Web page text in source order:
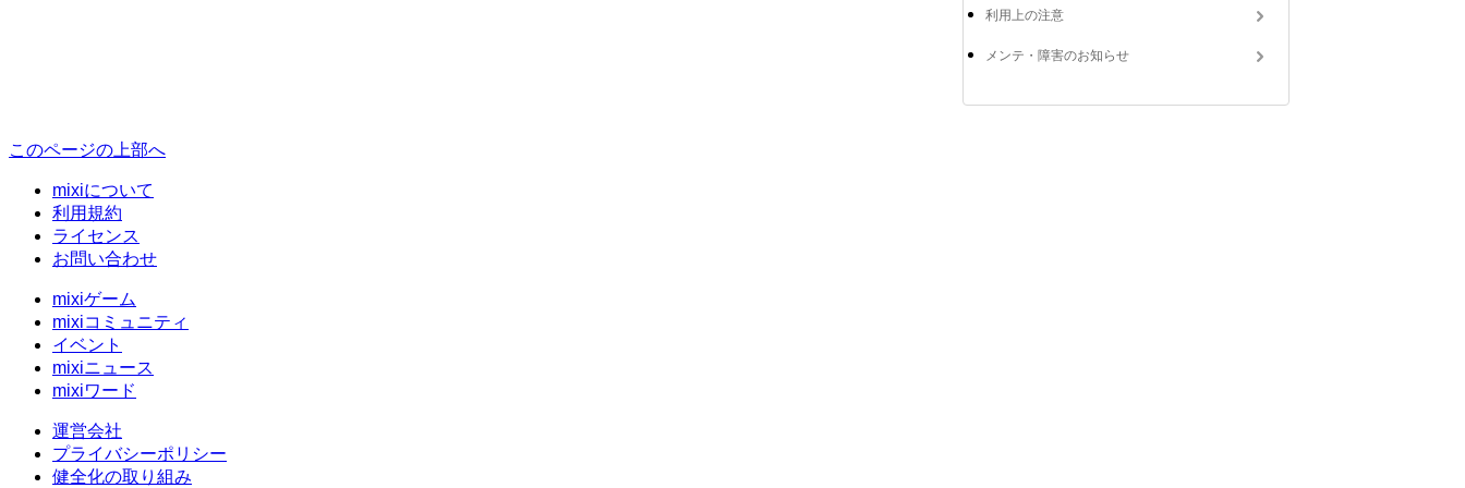
利用上の注意
メンテ・障害のお知らせ
このページの上部へ
mixiについて
利用規約
ライセンス
お問い合わせ
mixiゲーム
mixiコミュニティ
イベント
mixiニュース
mixiワード
運営会社
プライバシーポリシー
健全化の取り組み